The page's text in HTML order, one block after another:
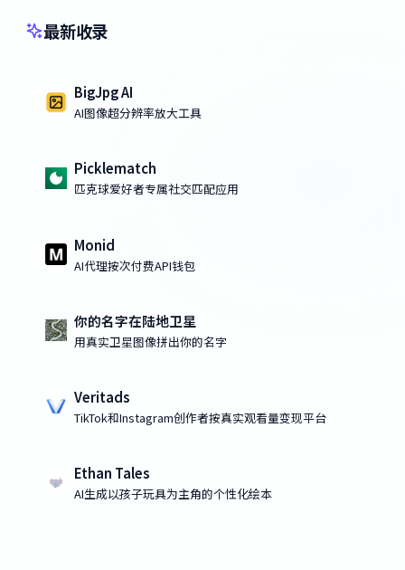
最新收录
BigJpg AI
AI图像超分辨率放大工具
Picklematch
匹克球爱好者专属社交匹配应用
Monid
AI代理按次付费API钱包
你的名字在陆地卫星
用真实卫星图像拼出你的名字
Veritads
TikTok和Instagram创作者按真实观看量变现平台
Ethan Tales
AI生成以孩子玩具为主角的个性化绘本